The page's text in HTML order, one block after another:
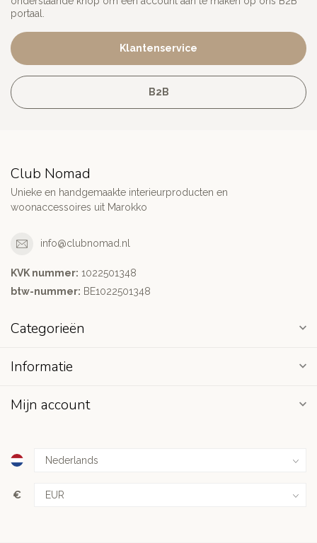
portaal.
Klantenservice
B2B
Club Nomad
Unieke en handgemaakte interieurproducten en
woonaccessoires uit Marokko
info@clubnomad.nl
KVK nummer: 1022501348
btw-nummer: BE1022501348
Categorieën
Informatie
Mijn account
€